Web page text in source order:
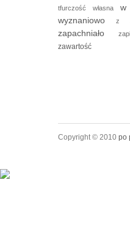
tfurczość własna w
wyznaniowoz
zapachniało
zawartość
Copyright © 2010 po